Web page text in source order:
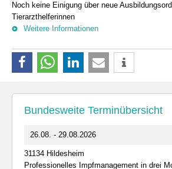
Noch keine Einigung über neue
Tierarzthelferinnen
Weitere Informationen
Bundesweite Terminübersicht
26.08. - 29.08.2026
31134 Hildesheim
Professionelles Impfmanagement in drei